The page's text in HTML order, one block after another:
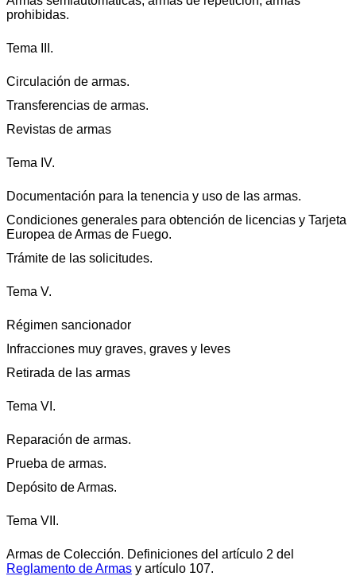
prohibidas.
Tema III.
Circulación de armas.
Transferencias de armas.
Revistas de armas
Tema IV.
Documentación para la tenencia y uso de las armas.
Condiciones generales para obtención de licencias y Tarjeta
Europea de Armas de Fuego.
Trámite de las solicitudes.
Tema V.
Régimen sancionador
Infracciones muy graves, graves y leves
Retirada de las armas
Tema VI.
Reparación de armas.
Prueba de armas.
Depósito de Armas.
Tema VII.
Armas de Colección. Definiciones del artículo 2 del
Reglamento de Armas y artículo 107.